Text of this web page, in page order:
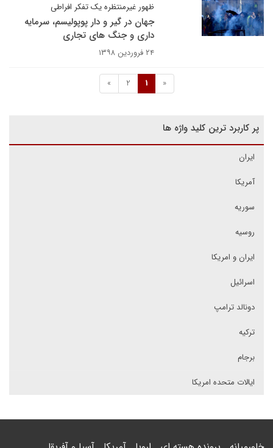
ظهور غیرمنتظره یک تفکر افراطی
جهان در گیر و دار پوپولیسم، سرمایه
داری و جنگ های تجاری
۲۴ فروردین ۱۳۹۸
«
1
2
»
پر کاربرد ترین کلید واژه ها
ایران
آمریکا
سوریه
روسیه
ایران و امریکا
اسرائیل
دونالد ترامپ
ترکیه
برجام
ایالات متحده امریکا